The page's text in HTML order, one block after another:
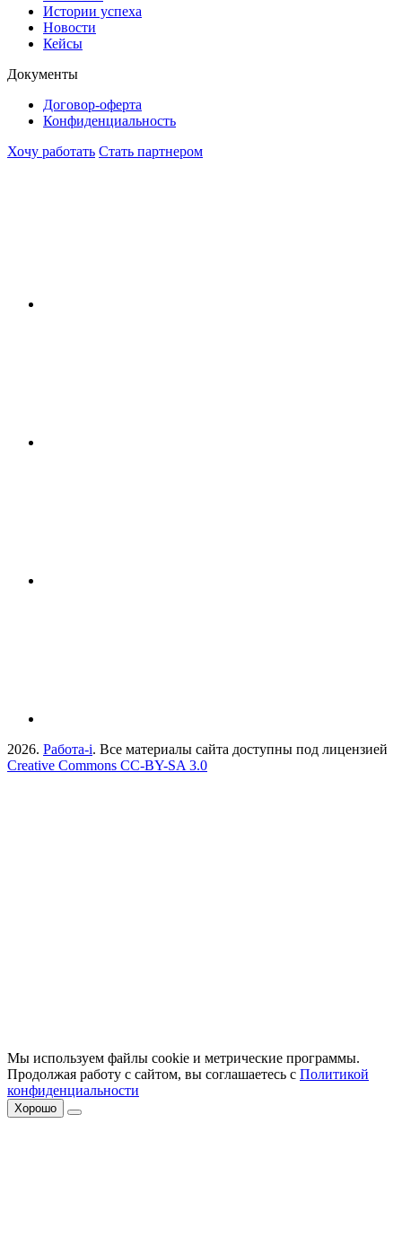
Истории успеха
Новости
Кейсы
Документы
Договор-оферта
Конфиденциальность
Хочу работать Стать партнером
2026. Работа-i. Все материалы сайта доступны под лицензией
Creative Commons СС-BY-SA 3.0
Мы используем файлы cookie и метрические программы.
Продолжая работу с сайтом, вы соглашаетесь с Политикой
конфиденциальности
Хорошо